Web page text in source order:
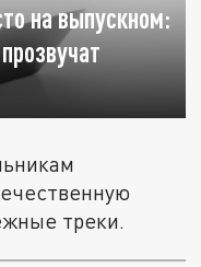
на выпускном:
треки.